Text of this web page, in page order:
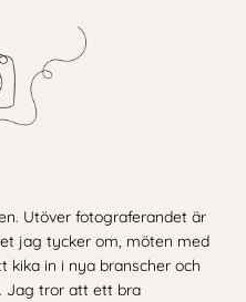
Utöver fotograferandet är
jag tycker om, möten med
kika in i nya branscher och
Jag tror att ett bra